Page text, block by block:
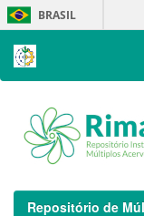
Skip
navigation
BRASIL
Repositório de